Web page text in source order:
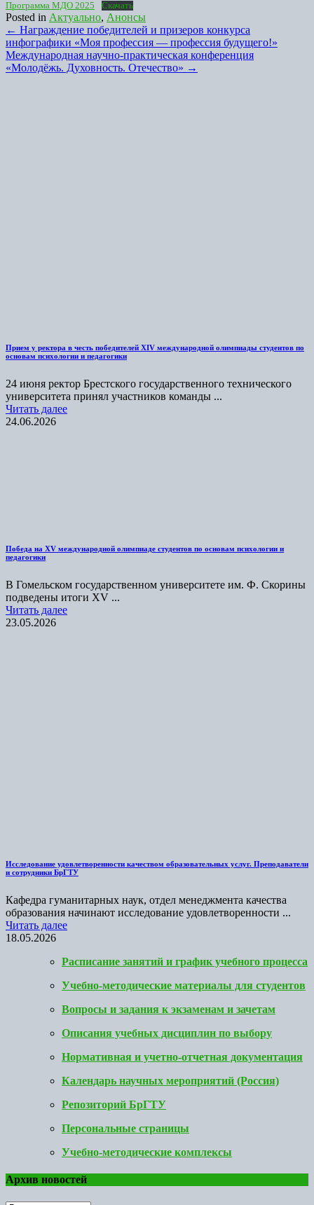
Программа МДО 2025 Скачать
Posted in Актуально, Анонсы
Post
navigation
← Награждение победителей и призеров конкурса
инфографики «Моя профессия — профессия будущего!»
Международная научно-практическая конференция
«Молодёжь. Духовность. Отечество» →
Прием у ректора в честь победителей XIV международной олимпиады студентов по
основам психологии и педагогики
24 июня ректор Брестского государственного технического
университета принял участников команды ...
Читать далее
24.06.2026
Победа на XV международной олимпиаде студентов по основам психологии и
педагогики
В Гомельском государственном университете им. Ф. Скорины
подведены итоги XV ...
Читать далее
23.05.2026
Исследование удовлетворенности качеством образовательных услуг. Преподаватели
и сотрудники БрГТУ
Кафедра гуманитарных наук, отдел менеджмента качества
образования начинают исследование удовлетворенности ...
Читать далее
18.05.2026
Расписание занятий и график учебного процесса
Учебно-методические материалы для студентов
Вопросы и задания к экзаменам и зачетам
Описания учебных дисциплин по выбору
Нормативная и учетно-отчетная документация
Календарь научных мероприятий (Россия)
Репозиторий БрГТУ
Персональные страницы
Учебно-методические комплексы
Архив новостей